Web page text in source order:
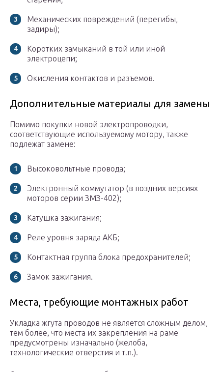
Механических повреждений (перегибы,
задиры);
Коротких замыканий в той или иной
электроцепи;
Окисления контактов и разъемов.
Дополнительные материалы для замены
Помимо покупки новой электропроводки,
соответствующие используемому мотору, также
подлежат замене:
Высоковольтные провода;
Электронный коммутатор (в поздних версиях
моторов серии ЗМЗ-402);
Катушка зажигания;
Реле уровня заряда АКБ;
Контактная группа блока предохранителей;
Замок зажигания.
Места, требующие монтажных работ
Укладка жгута проводов не является сложным делом,
тем более, что места их закрепления на раме
предусмотрены изначально (желоба,
технологические отверстия и т.п.).